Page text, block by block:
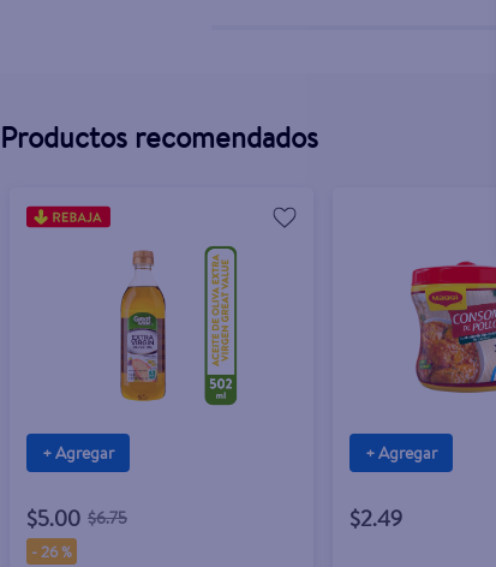
Productos recomendados
+ Agregar
$5.00 $6.75
-26 %
+ Agregar
$2.49